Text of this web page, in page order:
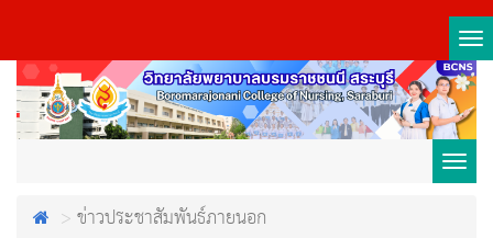
ข่าวประชาสัมพันธ์ภายนอก